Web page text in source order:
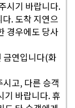
시기 바랍니다.
. 도착 지연으
경우에도 당사
금연입니다(화
시고, 다른 승객
기 바랍니다. 휴